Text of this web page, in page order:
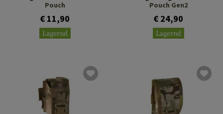
Pouch
€ 11,90
Lagernd
Pouch Gen2
€ 24,90
Lagernd